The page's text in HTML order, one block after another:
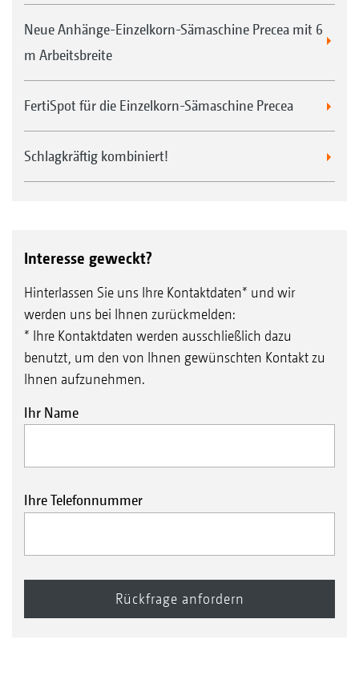
Neue Anhänge-Einzelkorn-Sämaschine Precea mit 6
m Arbeitsbreite
FertiSpot für die Einzelkorn-Sämaschine Precea
Schlagkräftig kombiniert!
Interesse geweckt?
Hinterlassen Sie uns Ihre Kontaktdaten* und wir
werden uns bei Ihnen zurückmelden:
* Ihre Kontaktdaten werden ausschließlich dazu
benutzt, um den von Ihnen gewünschten Kontakt zu
Ihnen aufzunehmen.
Ihr Name
Ihre Telefonnummer